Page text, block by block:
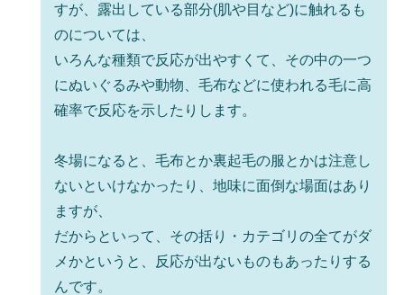
すが、露出している部分(肌や目など)に触れるも
のについては、
いろんな種類で反応が出やすくて、その中の一つ
にぬいぐるみや動物、毛布などに使われる毛に高
確率で反応を示したりします。
冬場になると、毛布とか裏起毛の服とかは注意し
ないといけなかったり、地味に面倒な場面はあり
ますが、
だからといって、その括り・カテゴリの全てがダ
メかというと、反応が出ないものもあったりする
んです。